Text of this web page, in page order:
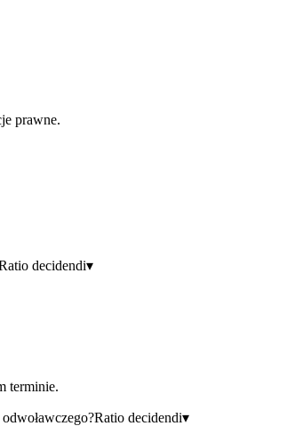
prawne.
decidendi▾
terminie.
Ratio decidendi▾